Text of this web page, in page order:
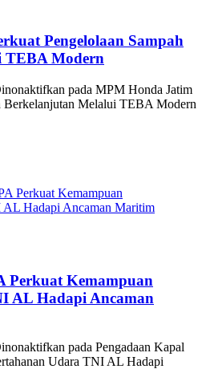
Pengelolaan Sampah
TEBA Modern
pada MPM Honda Jatim
Berkelanjutan Melalui TEBA Modern
Perkuat Kemampuan
AL Hadapi Ancaman
pada Pengadaan Kapal
Udara TNI AL Hadapi